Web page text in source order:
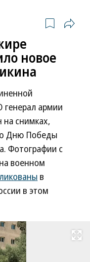
новое
генерал армии
на снимках,
Дню Победы
Фотографии с
военном
в
в этом
Развернуть